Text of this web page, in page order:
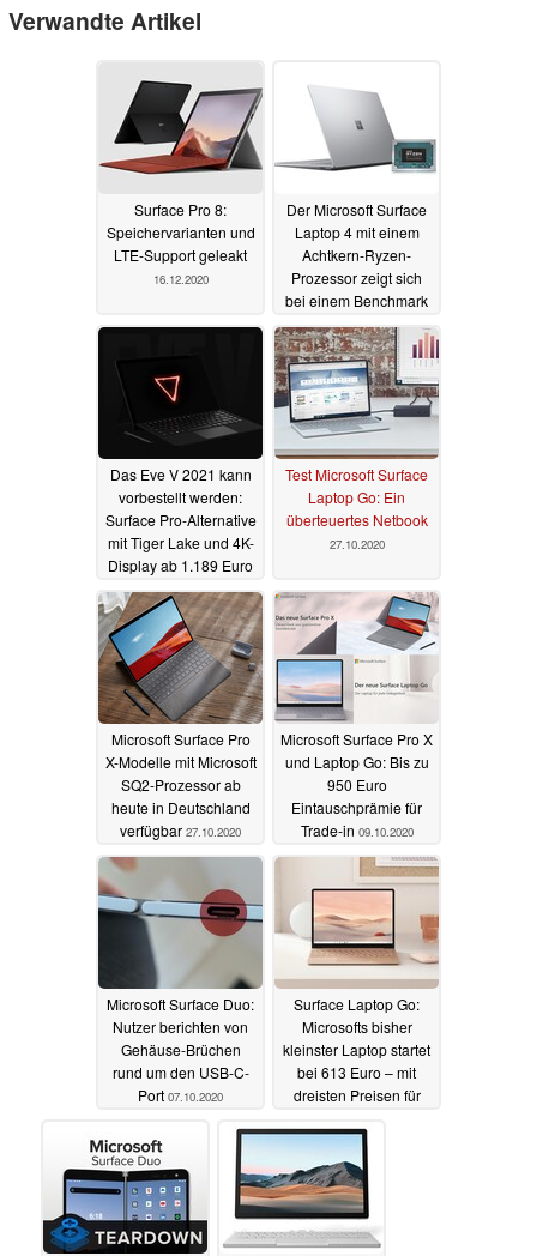
Verwandte Artikel
Surface Pro 8:
Speichervarianten und
LTE-Support geleakt
16.12.2020
Der Microsoft Surface
Laptop 4 mit einem
Achtkern-Ryzen-
Prozessor zeigt sich
bei einem Benchmark
04.12.2020
Das Eve V 2021 kann
vorbestellt werden:
Surface Pro-Alternative
mit Tiger Lake und 4K-
Display ab 1.189 Euro
01.12.2020
Test Microsoft Surface
Laptop Go: Ein
überteuertes Netbook
27.10.2020
Microsoft Surface Pro
X-Modelle mit Microsoft
SQ2-Prozessor ab
heute in Deutschland
verfügbar 27.10.2020
Microsoft Surface Pro X
und Laptop Go: Bis zu
950 Euro
Eintauschprämie für
Trade-in 09.10.2020
Microsoft Surface Duo:
Nutzer berichten von
Gehäuse-Brüchen
rund um den USB-C-
Port 07.10.2020
Surface Laptop Go:
Microsofts bisher
kleinster Laptop startet
bei 613 Euro – mit
dreisten Preisen für
01.10.2020